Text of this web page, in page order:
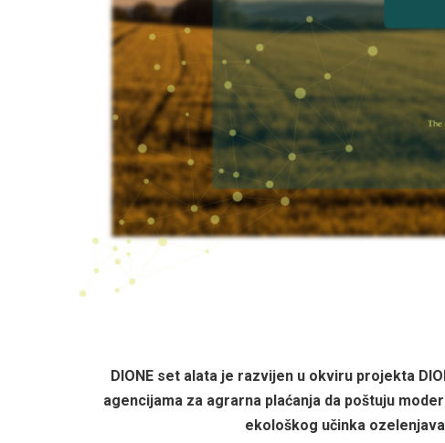
DIONE set alata je razvijen u okviru projekta
agencijama za agrarna plaćanja da poštuju
ekološkog učinka